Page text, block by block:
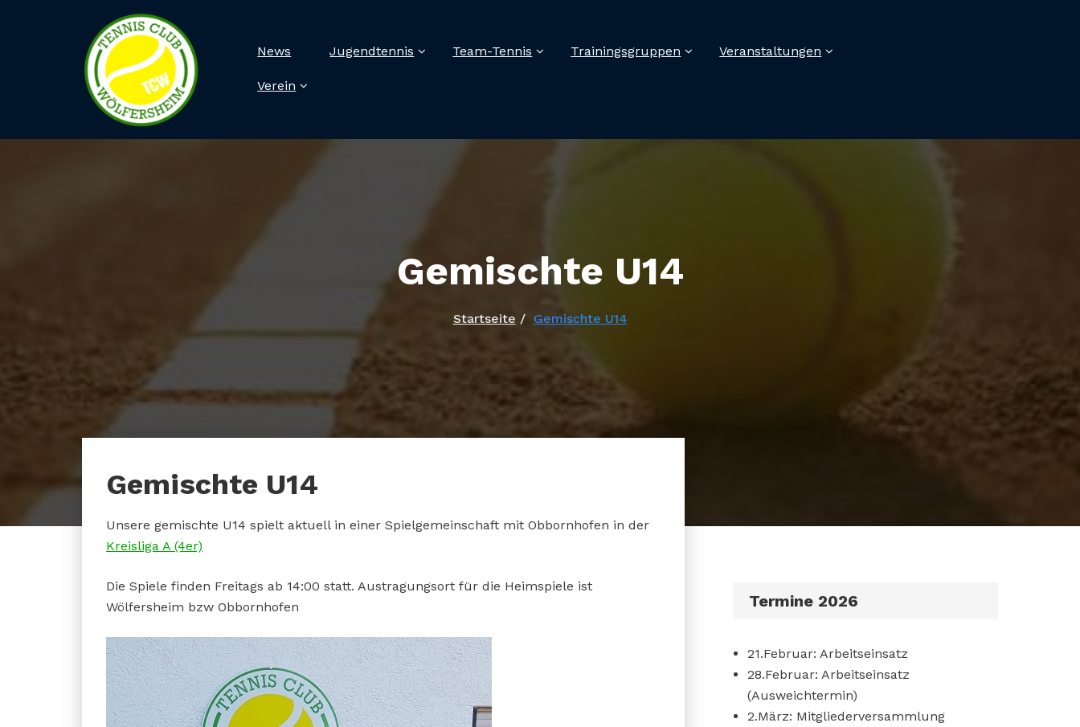
News Jugendtennis Team-Tennis Trainingsgruppen Veranstaltungen
Verein
Gemischte U14
Startseite Gemischte U14
Gemischte U14
Unsere gemischte U14 spielt aktuell in einer Spielgemeinschaft mit Obbornhofen in der
Kreisliga A (4er)
Die Spiele finden Freitags ab 14:00 statt. Austragungsort für die Heimspiele ist
Wölfersheim bzw Obbornhofen
Termine 2026
21.Februar: Arbeitseinsatz
28.Februar: Arbeitseinsatz
(Ausweichtermin)
2.März: Mitgliederversammlung